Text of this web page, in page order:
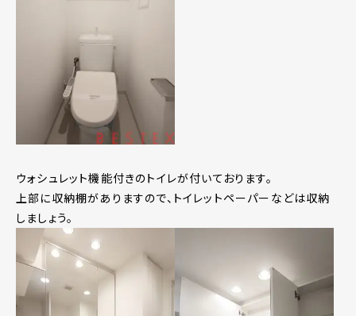
ウォシュレット機能付きのトイレが付いております。
上部に収納棚がありますので、トイレットペーパーなどは収納
しましょう。